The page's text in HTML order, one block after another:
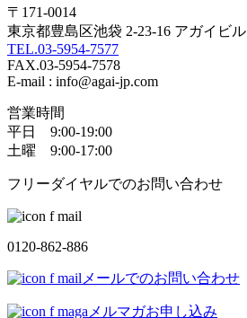
〒171-0014
東京都豊島区池袋 2-23-16 アガイビル
TEL.03-5954-7577
FAX.03-5954-7578
E-mail : info@agai-jp.com
営業時間
平日 9:00-19:00
土曜 9:00-17:00
フリーダイヤルでのお問い合わせ
0120-862-886
メールでのお問い合わせ
メルマガお申し込み